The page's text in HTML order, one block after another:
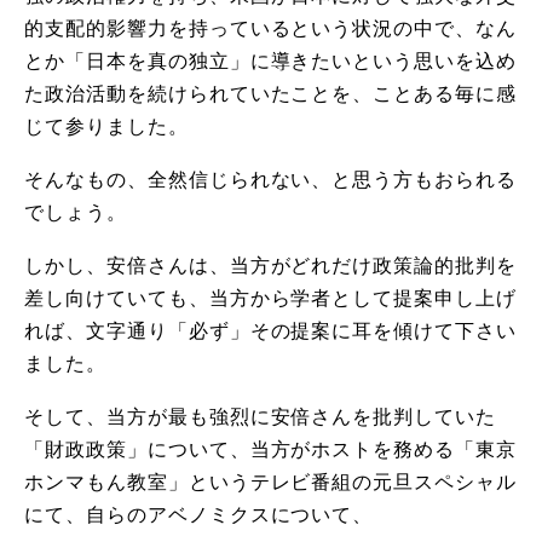
的支配的影響力を持っているという状況の中で、なん
とか「日本を真の独立」に導きたいという思いを込め
た政治活動を続けられていたことを、ことある毎に感
じて参りました。
そんなもの、全然信じられない、と思う方もおられる
でしょう。
しかし、安倍さんは、当方がどれだけ政策論的批判を
差し向けていても、当方から学者として提案申し上げ
れば、文字通り「必ず」その提案に耳を傾けて下さい
ました。
そして、当方が最も強烈に安倍さんを批判していた
「財政政策」について、当方がホストを務める「東京
ホンマもん教室」というテレビ番組の元旦スペシャル
にて、自らのアベノミクスについて、